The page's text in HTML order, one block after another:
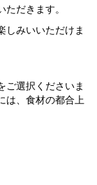
だきます。
しみいいただけま
ご選択くださいま
は、食材の都合上